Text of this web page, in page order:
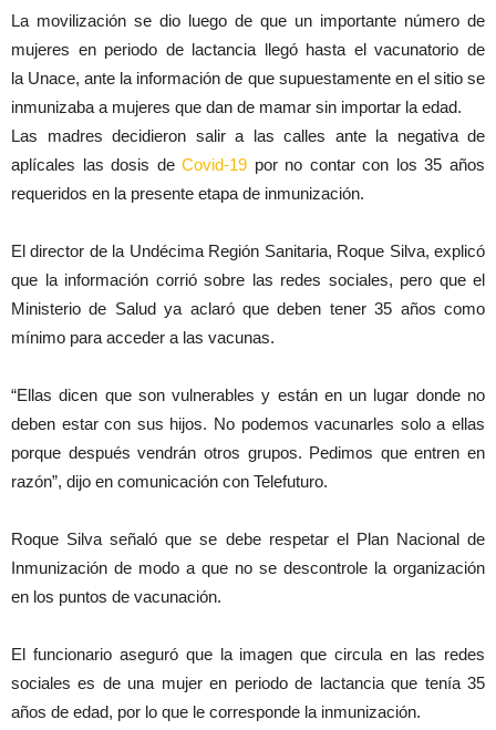
La movilización se dio luego de que un importante número de
mujeres en periodo de lactancia llegó hasta el vacunatorio de
la Unace, ante la información de que supuestamente en el sitio se
inmunizaba a mujeres que dan de mamar sin importar la edad.
Las madres decidieron salir a las calles ante la negativa de
aplícales las dosis deCovid-19 por no contar con los 35 años
requeridos en la presente etapa de inmunización.
El director de la Undécima Región Sanitaria, Roque Silva, explicó
que la información corrió sobre las redes sociales, pero que el
Ministerio de Salud ya aclaró que deben tener 35 años como
mínimo para acceder a las vacunas.
“Ellas dicen que son vulnerables y están en un lugar donde no
deben estar con sus hijos. No podemos vacunarles solo a ellas
porque después vendrán otros grupos. Pedimos que entren en
razón”, dijo en comunicación con Telefuturo.
Roque Silva señaló que se debe respetar el Plan Nacional de
Inmunización de modo a que no se descontrole la organización
en los puntos de vacunación.
El funcionario aseguró que la imagen que circula en las redes
sociales es de una mujer en periodo de lactancia que tenía 35
años de edad, por lo que le corresponde la inmunización.